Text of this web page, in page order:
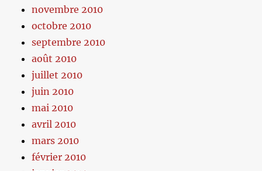
novembre 2010
octobre 2010
septembre 2010
août 2010
juillet 2010
juin 2010
mai 2010
avril 2010
mars 2010
février 2010